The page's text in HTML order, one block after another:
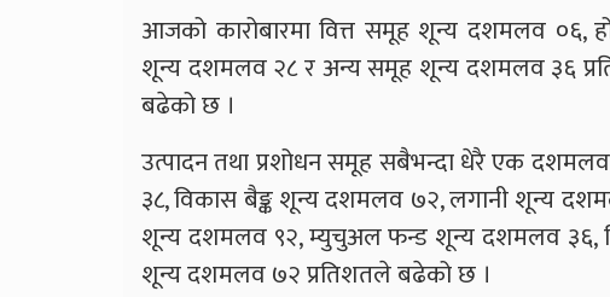
आजको कारोबारमा वित्त समूह शून्य दशमलव ०६,
शून्य दशमलव २८ र अन्य समूह शून्य दशमलव ३६
बढेको छ ।
उत्पादन तथा प्रशोधन समूह सबैभन्दा धेरै एक
३८, विकास बैङ्क शून्य दशमलव ७२, लगानी शून्य
शून्य दशमलव ९२, म्युचुअल फन्ड शून्य दशमलव ३६,
शून्य दशमलव ७२ प्रतिशतले बढेको छ ।